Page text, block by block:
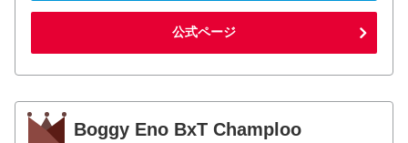
公式ページ
Boggy Eno BxT Champloo